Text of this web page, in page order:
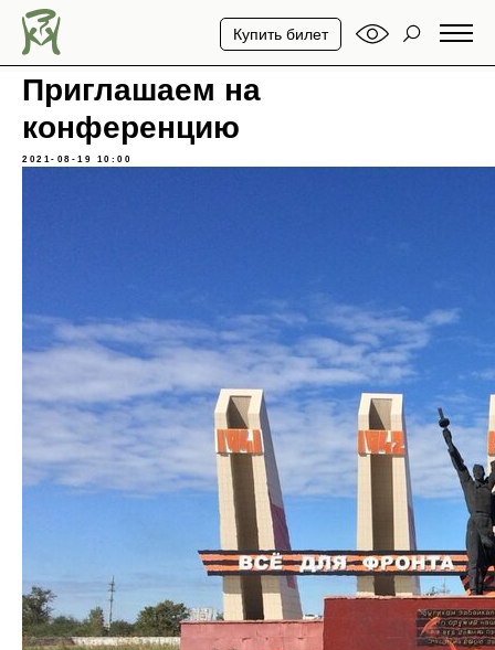
Купить билет
Приглашаем на
конференцию
2021-08-19 10:00